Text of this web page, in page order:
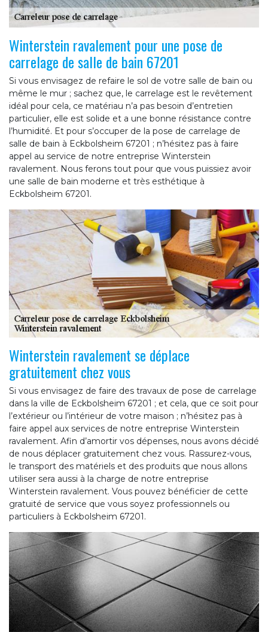
Winterstein ravalement pour une pose de
carrelage de salle de bain 67201
Si vous envisagez de refaire le sol de votre salle de bain ou
même le mur ; sachez que, le carrelage est le revêtement
idéal pour cela, ce matériau n’a pas besoin d’entretien
particulier, elle est solide et a une bonne résistance contre
l’humidité. Et pour s’occuper de la pose de carrelage de
salle de bain à Eckbolsheim 67201 ; n’hésitez pas à faire
appel au service de notre entreprise Winterstein
ravalement. Nous ferons tout pour que vous puissiez avoir
une salle de bain moderne et très esthétique à
Eckbolsheim 67201.
Winterstein ravalement se déplace
gratuitement chez vous
Si vous envisagez de faire des travaux de pose de carrelage
dans la ville de Eckbolsheim 67201 ; et cela, que ce soit pour
l’extérieur ou l’intérieur de votre maison ; n’hésitez pas à
faire appel aux services de notre entreprise Winterstein
ravalement. Afin d’amortir vos dépenses, nous avons décidé
de nous déplacer gratuitement chez vous. Rassurez-vous,
le transport des matériels et des produits que nous allons
utiliser sera aussi à la charge de notre entreprise
Winterstein ravalement. Vous pouvez bénéficier de cette
gratuité de service que vous soyez professionnels ou
particuliers à Eckbolsheim 67201.